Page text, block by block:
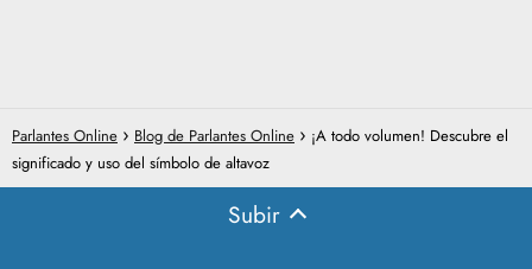
Parlantes Online Blog de Parlantes Online
¡A todo volumen! Descubre el
significado y uso del símbolo de altavoz
Subir